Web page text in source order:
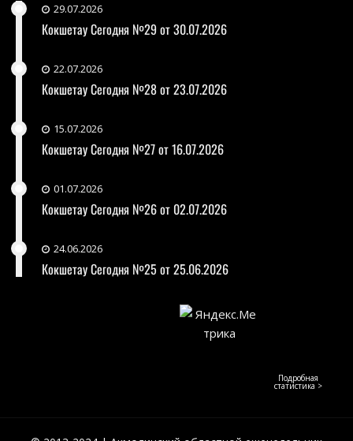
29.07.2026
Кокшетау Сегодня №29 от 30.07.2026
22.07.2026
Кокшетау Сегодня №28 от 23.07.2026
15.07.2026
Кокшетау Сегодня №27 от 16.07.2026
01.07.2026
Кокшетау Сегодня №26 от 02.07.2026
24.06.2026
Кокшетау Сегодня №25 от 25.06.2026
Подробная
статистика >